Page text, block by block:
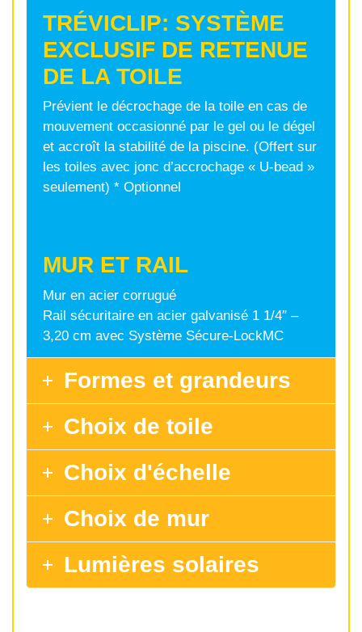
TRÉVICLIP: SYSTÈME
EXCLUSIF DE RETENUE
DE LA TOILE
Prévient le décrochage de la toile en cas de
mouvement occasionné par le gel ou le dégel
et accroît la stabilité de la piscine. (Offert sur
les toiles avec jonc d’accrochage « U-bead »
seulement) * Optionnel
MUR ET RAIL
Mur en acier corrugué
Rail sécuritaire en acier galvanisé 1 1/4″ –
3,20 cm avec Système Sécure-LockMC
Formes et grandeurs
Choix de toile
Choix d'échelle
Choix de mur
Lumières solaires